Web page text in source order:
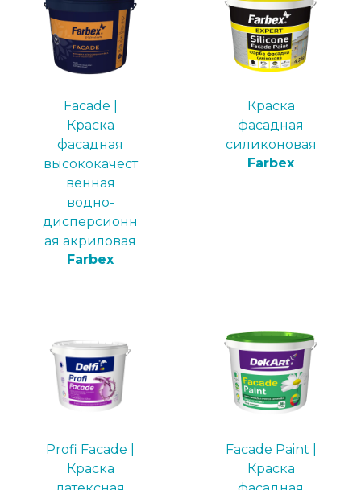
Facade |
Краска
фасадная
высококачест
венная
водно-
дисперсионн
ая акриловая
Farbex
Краска
фасадная
силиконовая
Farbex
Profi Facade |
Краска
Faсade Paint |
Краска